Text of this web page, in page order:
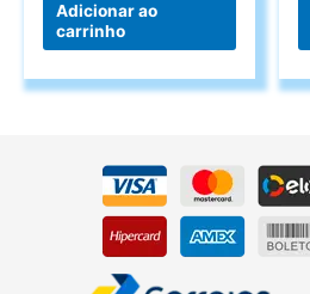
Adicionar ao
carrinho